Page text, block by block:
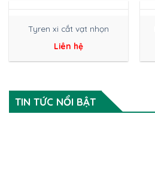
Tyren xi cắt vạt nhọn
Liên hệ
TIN TỨC NỔI BẬT